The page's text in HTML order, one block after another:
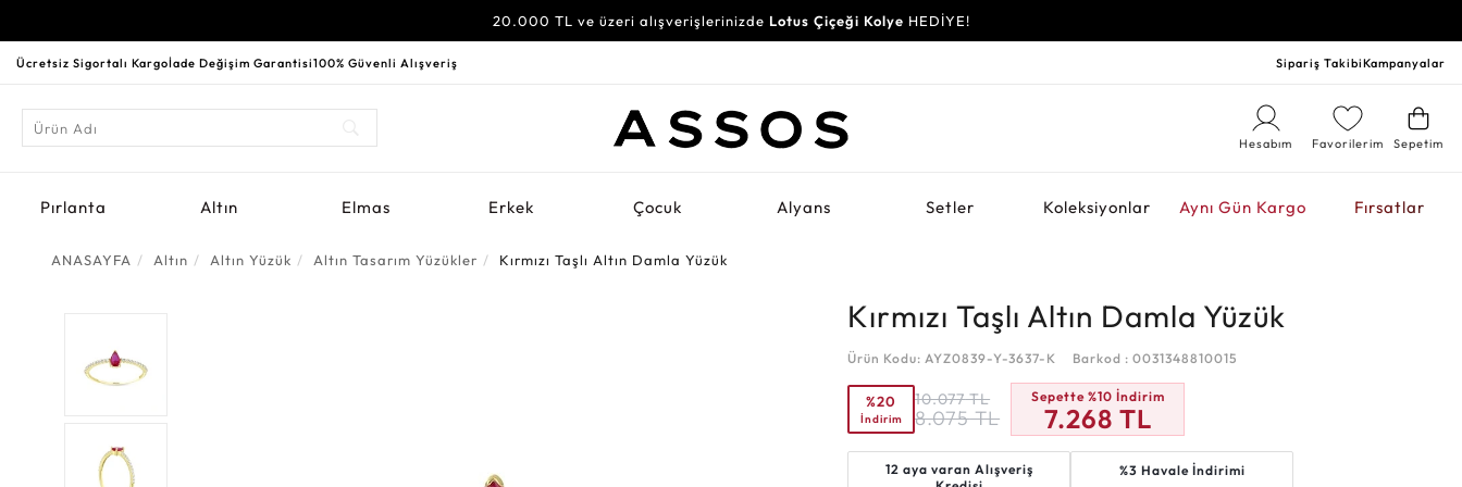
20.000 TL ve üzeri alışverişlerinizde Lotus Çiçeği Kolye HEDİYE!
Ücretsiz Sigortalı Kargoİade Değişim Garantisi100% Güvenli Alışveriş Sipariş TakibiKampanyalar
Sepetim
Favorilerim
Hesabım
Pırlanta Altın Elmas Erkek Çocuk Alyans Setler Koleksiyonlar Aynı Gün Kargo Fırsatlar
ANASAYFA Altın Altın Yüzük Altın Tasarım Yüzükler Kırmızı Taşlı Altın Damla Yüzük
Kırmızı Taşlı Altın Damla Yüzük
Ürün Kodu: AYZ0839-Y-3637-K Barkod : 0031348810015
%20
İndirim
10.077 TL
8.075 TL
Sepette %10 İndirim
7.268 TL
12 aya varan Alışveriş
%3 Havale İndirimi